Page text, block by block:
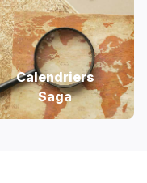
Calendriers
Saga